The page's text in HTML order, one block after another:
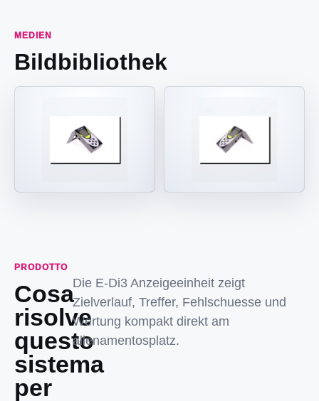
MEDIEN
Bildbibliothek
PRODOTTO
Cosa
risolve
questo
sistema
per
Die E-Di3 Anzeigeeinheit zeigt
Zielverlauf, Treffer, Fehlschuesse und
Wertung kompakt direkt am
allenamentosplatz.